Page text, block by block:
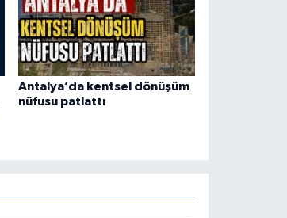
Antalya’da kentsel dönüşüm
nüfusu patlattı